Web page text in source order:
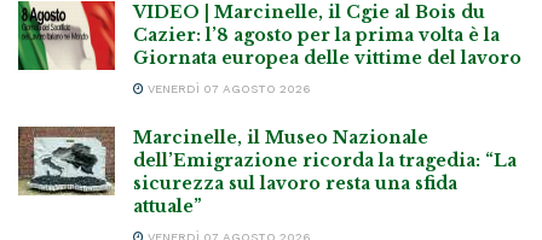
VIDEO | Marcinelle, il Cgie al Bois du
Cazier: l’8 agosto per la prima volta è la
Giornata europea delle vittime del lavoro
VENERDÌ 07 AGOSTO 2026
Marcinelle, il Museo Nazionale
dell’Emigrazione ricorda la tragedia: “La
sicurezza sul lavoro resta una sfida
attuale”
VENERDÌ 07 AGOSTO 2026